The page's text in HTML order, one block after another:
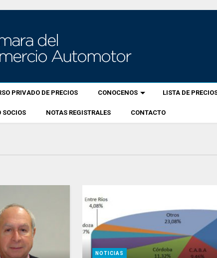
PRIVADO DE PRECIOS CONOCENOS LISTA DE
SOCIOS NOTAS REGISTRALES CONTACTO
NOTICIAS